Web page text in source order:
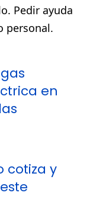
Pedir ayuda
personal.
en
cotiza y